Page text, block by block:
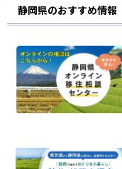
静岡県のおすすめ情報